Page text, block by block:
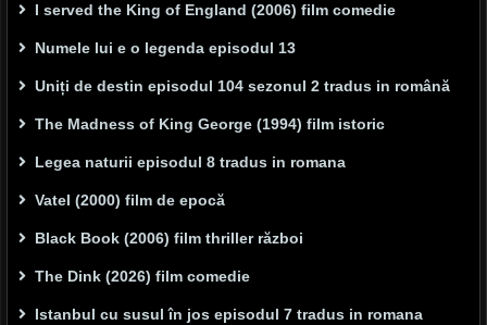
I served the King of England (2006) film comedie
Numele lui e o legenda episodul 13
Uniți de destin episodul 104 sezonul 2 tradus in română
The Madness of King George (1994) film istoric
Legea naturii episodul 8 tradus in romana
Vatel (2000) film de epocă
Black Book (2006) film thriller război
The Dink (2026) film comedie
Istanbul cu susul în jos episodul 7 tradus in romana